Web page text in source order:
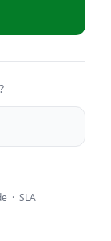
· SLA